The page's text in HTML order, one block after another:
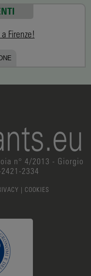
Firenze!
n° 4/2013 - Giorgio
2334
| COOKIES